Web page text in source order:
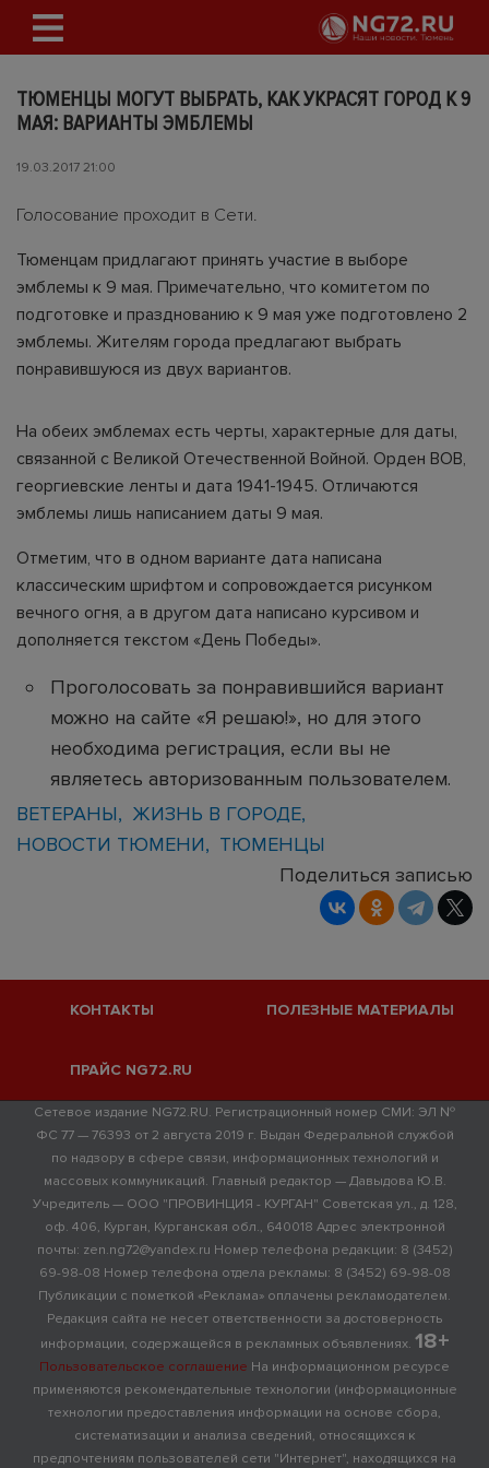
ТЮМЕНЦЫ МОГУТ ВЫБРАТЬ, КАК УКРАСЯТ ГОРОД К 9
МАЯ: ВАРИАНТЫ ЭМБЛЕМЫ
19.03.2017 21:00
Голосование проходит в Сети.
Тюменцам придлагают принять участие в выборе
эмблемы к 9 мая. Примечательно, что комитетом по
подготовке и празднованию к 9 мая уже подготовлено 2
эмблемы. Жителям города предлагают выбрать
понравившуюся из двух вариантов.
На обеих эмблемах есть черты, характерные для даты,
связанной с Великой Отечественной Войной. Орден ВОВ,
георгиевские ленты и дата 1941-1945. Отличаются
эмблемы лишь написанием даты 9 мая.
Отметим, что в одном варианте дата написана
классическим шрифтом и сопровождается рисунком
вечного огня, а в другом дата написано курсивом и
дополняется текстом «День Победы».
Проголосовать за понравившийся вариант
можно на сайте «Я решаю!», но для этого
необходима регистрация, если вы не
являетесь авторизованным пользователем.
ВЕТЕРАНЫ
ЖИЗНЬ В ГОРОДЕ
НОВОСТИ ТЮМЕНИ
ТЮМЕНЦЫ
Поделиться записью
КОНТАКТЫ ПОЛЕЗНЫЕ МАТЕРИАЛЫ
ПРАЙС NG72.RU
Сетевое издание NG72.RU. Регистрационный номер СМИ: ЭЛ №
ФС 77 — 76393 от 2 августа 2019 г. Выдан Федеральной службой
по надзору в сфере связи, информационных технологий и
массовых коммуникаций. Главный редактор — Давыдова Ю.В.
Учредитель — ООО "ПРОВИНЦИЯ - КУРГАН" Советская ул., д. 128,
оф. 406, Курган, Курганская обл., 640018 Адрес электронной
почты: zen.ng72@yandex.ru Номер телефона редакции: 8 (3452)
69-98-08 Номер телефона отдела рекламы: 8 (3452) 69-98-08
Публикации с пометкой «Реклама» оплачены рекламодателем.
Редакция сайта не несет ответственности за достоверность
информации, содержащейся в рекламных объявлениях. 18+
Пользовательское соглашение На информационном ресурсе
применяются рекомендательные технологии (информационные
технологии предоставления информации на основе сбора,
систематизации и анализа сведений, относящихся к
предпочтениям пользователей сети "Интернет", находящихся на